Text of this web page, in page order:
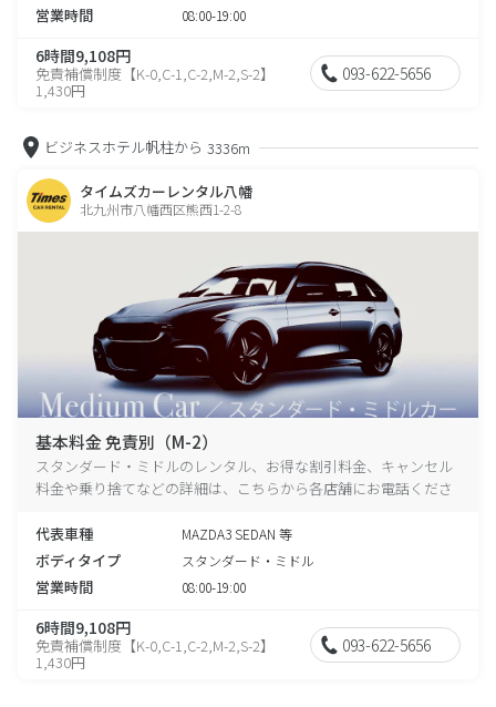
営業時間 08:00-19:00
6時間9,108円
免責補償制度【K-0,C-1,C-2,M-2,S-2】
1,430円
093-622-5656
ビジネスホテル帆柱から 3336m
タイムズカーレンタル八幡
北九州市八幡西区熊西1-2-8
基本料金 免責別（M-2）
スタンダード・ミドルのレンタル、お得な割引料金、キャンセル
料金や乗り捨てなどの詳細は、こちらから各店舗にお電話くださ
代表車種
MAZDA3 SEDAN 等
ボディタイプ スタンダード・ミドル
営業時間 08:00-19:00
6時間9,108円
免責補償制度【K-0,C-1,C-2,M-2,S-2】
1,430円
093-622-5656